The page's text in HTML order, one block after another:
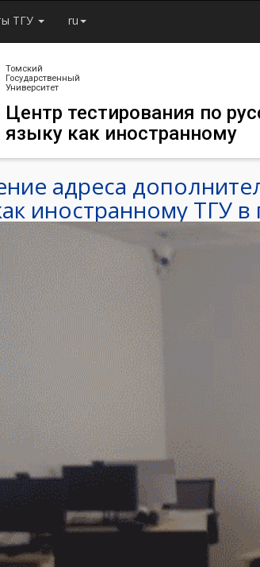
ТГУ ru
Томский
Государственный
Университет
Центр тестирования по
языку как иностранному
адреса
иностранному ТГУ в